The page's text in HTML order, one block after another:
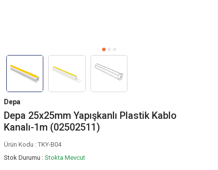
Depa
Depa 25x25mm Yapışkanlı Plastik Kablo
Kanalı-1m (02502511)
Ürün Kodu : TKY-B04
Stok Durumu : Stokta Mevcut